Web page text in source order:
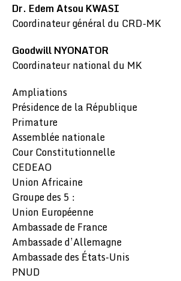
Dr. Edem Atsou KWASI
Coordinateur général du CRD-MK
Goodwill NYONATOR
Coordinateur national du MK
Ampliations
Présidence de la République
Primature
Assemblée nationale
Cour Constitutionnelle
CEDEAO
Union Africaine
Groupe des 5 :
Union Européenne
Ambassade de France
Ambassade d’Allemagne
Ambassade des États-Unis
PNUD